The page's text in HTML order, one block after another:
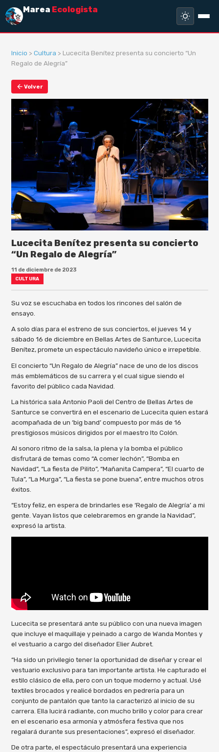
Marea Ecologista
Inicio > Cultura > Lucecita Benítez presenta su concierto “Un
Regalo de Alegría”
Volver
Lucecita Benítez presenta su concierto
“Un Regalo de Alegría”
11 de diciembre de 2023
CULTURA
Su voz se escuchaba en todos los rincones del salón de
ensayo.
A solo días para el estreno de sus conciertos, el jueves 14 y
sábado 16 de diciembre en Bellas Artes de Santurce, Lucecita
Benítez, promete un espectáculo navideño único e irrepetible.
El concierto “Un Regalo de Alegría” nace de uno de los discos
más emblemáticos de su carrera y el cual sigue siendo el
favorito del público cada Navidad.
La histórica sala Antonio Paoli del Centro de Bellas Artes de
Santurce se convertirá en el escenario de Lucecita quien estará
acompañada de un ‘big band’ compuesto por más de 16
prestigiosos músicos dirigidos por el maestro Ito Colón.
Al sonoro ritmo de la salsa, la plena y la bomba el público
disfrutará de temas como “A comer lechón”, “Bomba en
Navidad”, “La fiesta de Pilito”, “Mañanita Campera”, “El cuarto de
Tula”, “La Murga”, “La fiesta se pone buena”, entre muchos otros
éxitos.
“Estoy feliz, en espera de brindarles ese ‘Regalo de Alegría’ a mi
gente. Vayan listos que celebraremos en grande la Navidad”,
expresó la artista.
Lucecita se presentará ante su público con una nueva imagen
que incluye el maquillaje y peinado a cargo de Wanda Montes y
el vestuario a cargo del diseñador Elier Aubret.
“Ha sido un privilegio tener la oportunidad de diseñar y crear el
vestuario exclusivo para tan importante artista. He capturado el
estilo clásico de ella, pero con un toque moderno y actual. Usé
textiles brocados y realicé bordados en pedrería para un
conjunto de pantalón que tanto la caracterizó al inicio de su
carrera. Ella lucirá radiante, con mucho brillo y color para crear
en el escenario esa armonía y atmósfera festiva que nos
regalará durante sus presentaciones”, expresó el diseñador.
De otra parte, el espectáculo presentará una experiencia